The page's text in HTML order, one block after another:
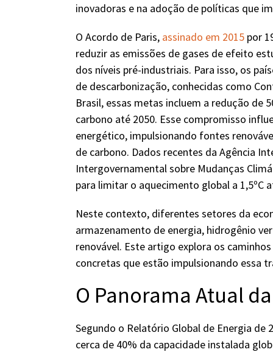
inovadoras e na adoção de políticas que
O Acordo de Paris, assinado em 2015por
reduzir as emissões de gases de efeito
dos níveis pré-industriais. Para isso, os
de descarbonização, conhecidas como
Brasil, essas metas incluem a redução de
carbono até 2050. Esse compromisso
energético, impulsionando fontes
de carbono. Dados recentes da Agência
Intergovernamental sobre Mudanças
para limitar o aquecimento global a 1,5ºC
Neste contexto, diferentes setores da
armazenamento de energia, hidrogênio
renovável. Este artigo explora os
concretas que estão impulsionando essa
O Panorama Atual
Segundo o Relatório Global de Energia de
cerca de 40% da capacidade instalada